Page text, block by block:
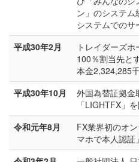
ン」のシステム
システムでのサ
平成30年2月
トレイダーズ
100％割当先と
本金2,324,285千
平成30年10月
外国為替証拠金
「LIGHTFX」
令和元年8月
FX業界初のオ
マホで本人認証